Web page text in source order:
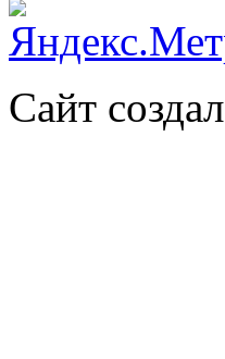
Сайт создал